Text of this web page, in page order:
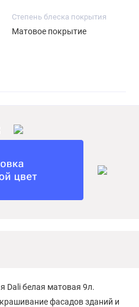
Степень блеска покрытия
Матовое покрытие
Dali белая матовая 9л.
фасадов зданий и